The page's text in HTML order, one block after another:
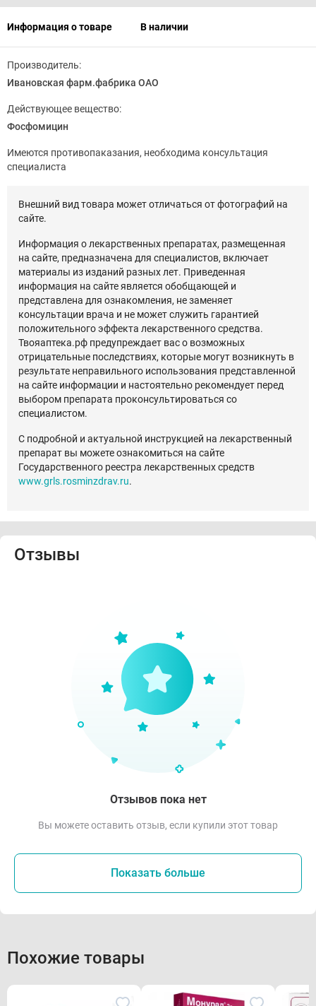
Информация о товаре В наличии
Производитель:
Ивановская фарм.фабрика ОАО
Действующее вещество:
Фосфомицин
Имеются противопаказания, необходима консультация
специалиста
Внешний вид товара может отличаться от фотографий на
сайте.
Информация о лекарственных препаратах, размещенная
на сайте, предназначена для специалистов, включает
материалы из изданий разных лет. Приведенная
информация на сайте является обобщающей и
представлена для ознакомления, не заменяет
консультации врача и не может служить гарантией
положительного эффекта лекарственного средства.
Твояаптека.рф предупреждает вас о возможных
отрицательные последствиях, которые могут возникнуть в
результате неправильного использования представленной
на сайте информации и настоятельно рекомендует перед
выбором препарата проконсультироваться со
специалистом.
С подробной и актуальной инструкцией на лекарственный
препарат вы можете ознакомиться на сайте
Государственного реестра лекарственных средств
www.grls.rosminzdrav.ru.
Отзывы
Отзывов пока нет
Вы можете оставить отзыв, если купили этот товар
Показать больше
Похожие товары